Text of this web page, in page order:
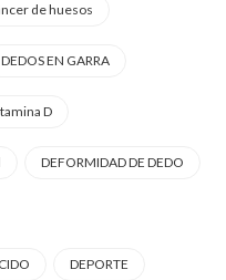
de huesos
DEDOS EN GARRA
D
DEFORMIDAD DE DEDO
DEPORTE